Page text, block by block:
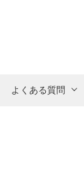
よくある質問